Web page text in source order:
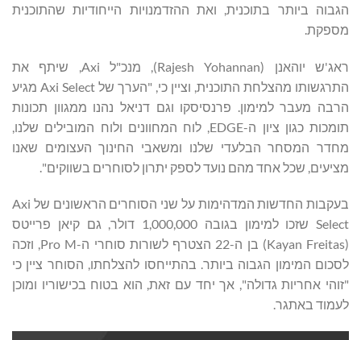
הגבוה ביותר בתוכנית, ואת ההזדמנויות הייחודיות שהתוכנית
מספקת.
ראג'ש יוהאנן (Rajesh Yohannan), מנכ"ל Axi, שיתף את
התרגשותו מהצלחת התוכנית, וציין כי, "הערך של Axi Select מגיע
הרבה מעבר למימון. פרנסיסקו וגם דניאל נהנו ממגוון תכונות
תומכות כגון ציון ה-EDGE, לוח המחוונים ולוח המובילים שלנו,
מחדר המסחר הבלעדי שלנו ומשאבי החינוך העצומים שאנו
מציעים, שכל אחד מהם נועד לספק יתרון לסוחרים בשווקים".
בעקבות החדשות המדהימות על שני הסוחרים הראשונים של Axi
Select שזכו למימון בגובה 1,000,000 דולר, גם קיאן פרייטס
(Kayan Freitas) בן ה-22 הצטרף לשורות סוחרי ה-Pro M, וזכה
לסכום המימון הגבוה ביותר. בהתייחסו להצלחתו, הסוחר ציין כי
"זוהי אחריות גדולה", אך יחד עם זאת, הוא בטוח בכישוריו ומוכן
לעמוד באתגר.